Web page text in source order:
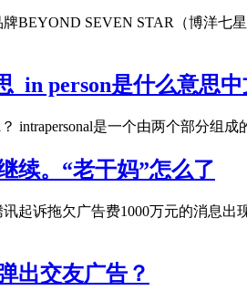
BEYOND SEVEN STAR（博洋
_in person是什么意思
intrapersonal是一个由两个部分组
续。“老干妈”怎么了
起诉拖欠广告费1000万元的消息
出交友广告？